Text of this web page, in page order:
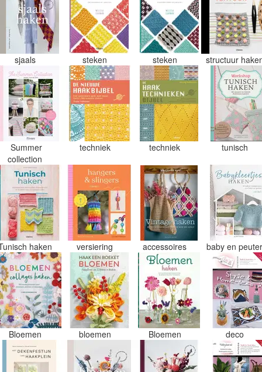
sjaals steken steken structuur
Summer
collection
techniek techniek tunisch
haken versiering accessoires baby en
Bloemen bloemen Bloemen deco